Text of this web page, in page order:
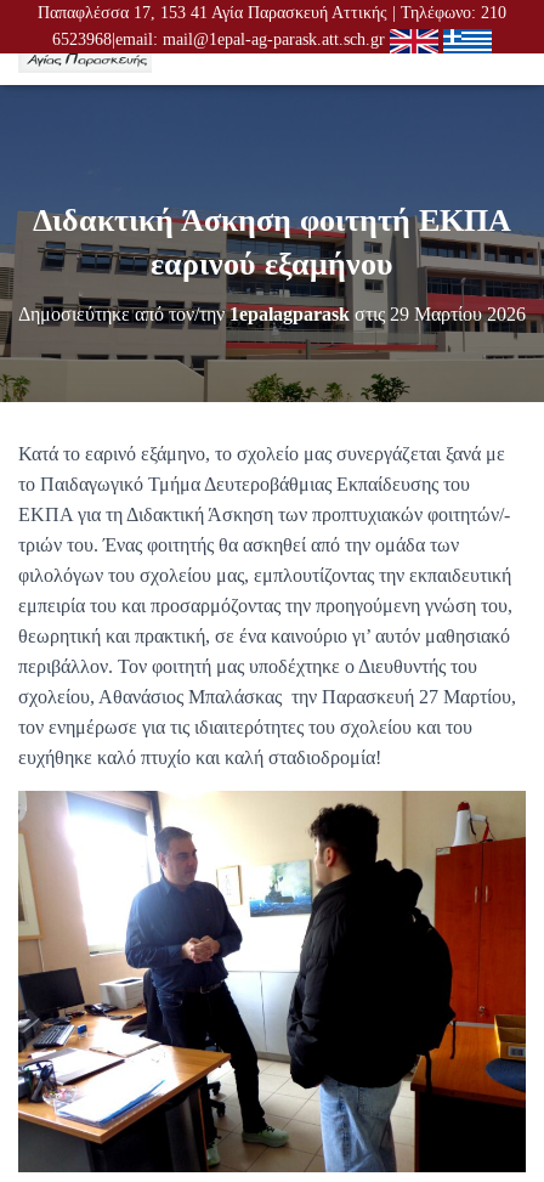
Παπαφλέσσα 17, 153 41 Αγία Παρασκευή Αττικής | Τηλέφωνο: 210
6523968|email: mail@1epal-ag-parask.att.sch.gr
Ν
Ή
Π
Λ
Ο
Ή
Γ
Η
Η
Διδακτική Άσκηση φοιτητή ΕΚΠΑ
εαρινού εξαμήνου
Δημοσιεύτηκε από τον/την1epalagparask στις 29 Μαρτίου 2026
Κατά το εαρινό εξάμηνο, το σχολείο μας συνεργάζεται ξανά με
το Παιδαγωγικό Τμήμα Δευτεροβάθμιας Εκπαίδευσης του
ΕΚΠΑ για τη Διδακτική Άσκηση των προπτυχιακών φοιτητών/-
τριών του. Ένας φοιτητής θα ασκηθεί από την ομάδα των
φιλολόγων του σχολείου μας, εμπλουτίζοντας την εκπαιδευτική
εμπειρία του και προσαρμόζοντας την προηγούμενη γνώση του,
θεωρητική και πρακτική, σε ένα καινούριο γι’ αυτόν μαθησιακό
περιβάλλον. Τον φοιτητή μας υποδέχτηκε ο Διευθυντής του
σχολείου, Αθανάσιος Μπαλάσκας την Παρασκευή 27 Μαρτίου,
τον ενημέρωσε για τις ιδιαιτερότητες του σχολείου και του
ευχήθηκε καλό πτυχίο και καλή σταδιοδρομία!